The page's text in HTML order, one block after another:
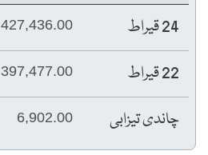
24 قیراط
427,436.00
22 قیراط 397,477.00
چاندی تیزابی 6,902.00